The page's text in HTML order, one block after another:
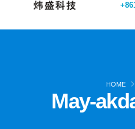
HOME
May-